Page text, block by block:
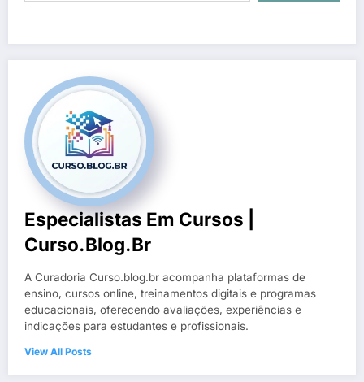
Especialistas Em Cursos |
Curso.blog.br
A Curadoria Curso.blog.br acompanha plataformas de
ensino, cursos online, treinamentos digitais e programas
educacionais, oferecendo avaliações, experiências e
indicações para estudantes e profissionais.
View All Posts